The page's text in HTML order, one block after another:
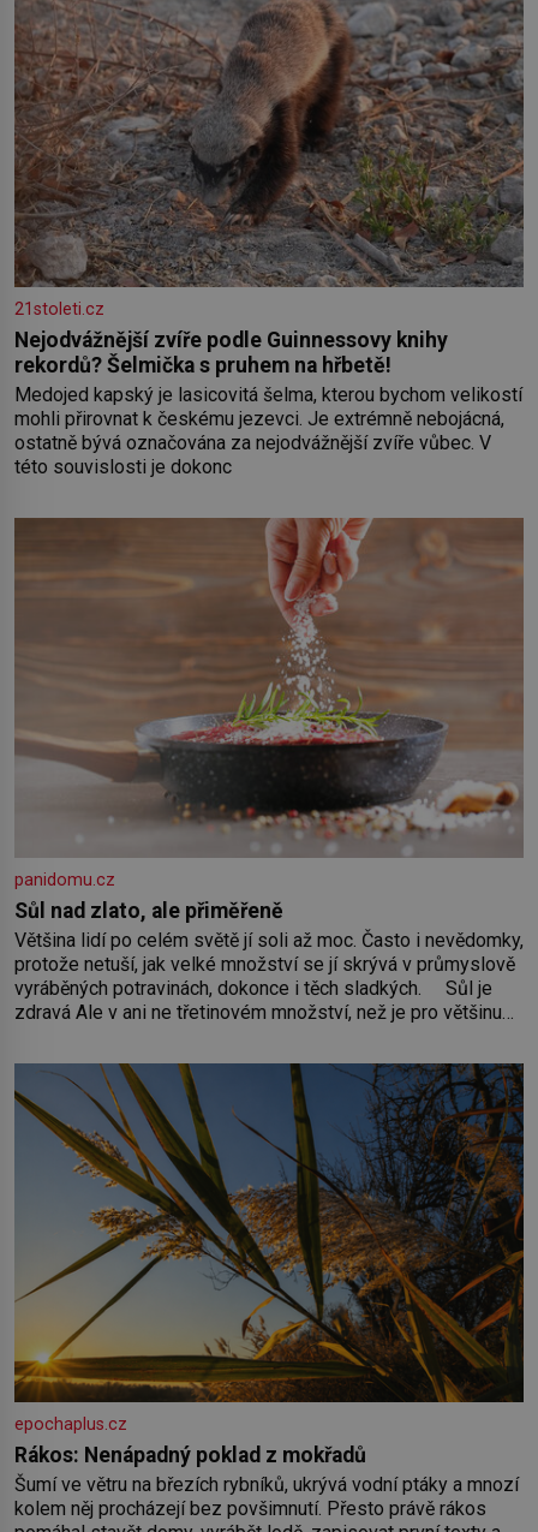
21stoleti.cz
Nejodvážnější zvíře podle Guinnessovy knihy
rekordů? Šelmička s pruhem na hřbetě!
Medojed kapský je lasicovitá šelma, kterou bychom velikostí
mohli přirovnat k českému jezevci. Je extrémně nebojácná,
ostatně bývá označována za nejodvážnější zvíře vůbec. V
této souvislosti je dokonc
panidomu.cz
Sůl nad zlato, ale přiměřeně
Většina lidí po celém světě jí soli až moc. Často i nevědomky,
protože netuší, jak velké množství se jí skrývá v průmyslově
vyráběných potravinách, dokonce i těch sladkých. Sůl je
zdravá Ale v ani ne třetinovém množství, než je pro většinu
zásadní pro správné hospodaření
epochaplus.cz
Rákos: Nenápadný poklad z mokřadů
Šumí ve větru na březích rybníků, ukrývá vodní ptáky a mnozí
kolem něj procházejí bez povšimnutí. Přesto právě rákos